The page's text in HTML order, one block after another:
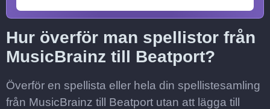
Hur överför man spellistor från
MusicBrainz till Beatport?
Överför en spellista eller hela din spellistesamling
från MusicBrainz till Beatport utan att lägga till